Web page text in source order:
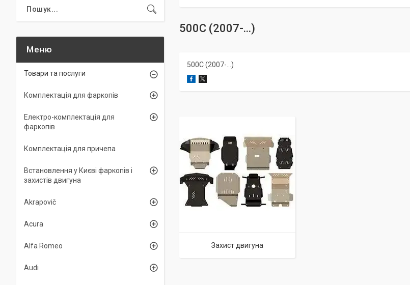
500C (2007-...)
500C (2007-...)
Захист двигуна
Товари та послуги
Комплектація для фаркопів
Електро-комплектація для
фаркопів
Комплектація для причепа
Встановлення у Києві фаркопів і
захистів двигуна
Akrapovič
Acura
Alfa Romeo
Audi